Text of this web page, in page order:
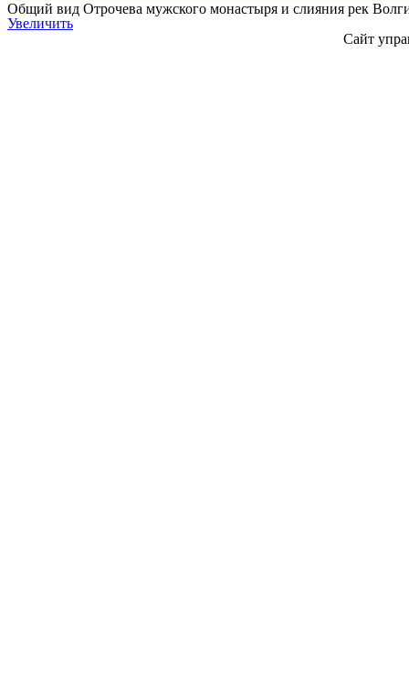
Общий вид Отрочева мужского монастыря и слияния рек
Увеличить
Сайт